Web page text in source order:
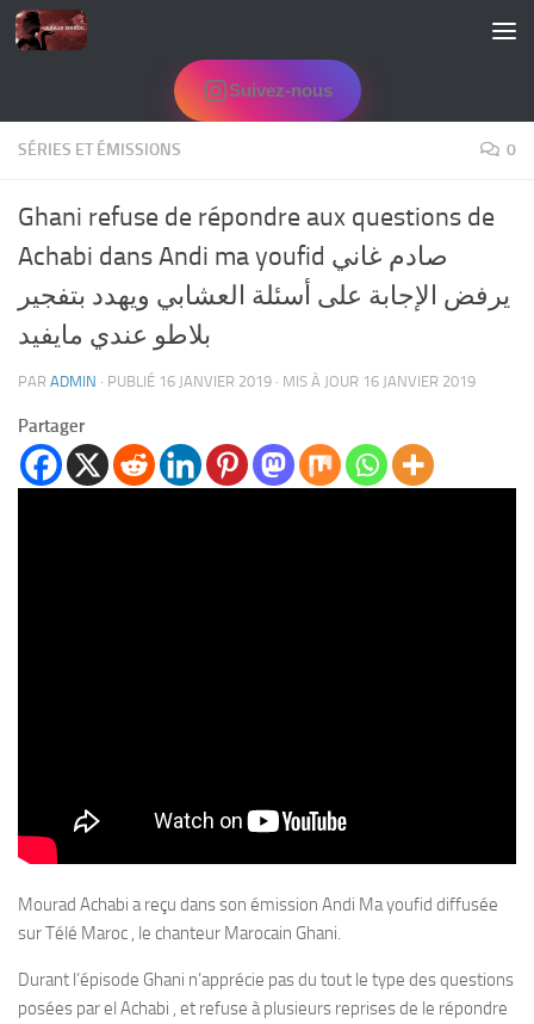
Skip to content
Suivez-nous
SÉRIES ET ÉMISSIONS 0
Ghani refuse de répondre aux questions de
Achabi dans Andi ma youfid صادم غاني
يرفض الإجابة على أسئلة العشابي ويهدد بتفجير
بلاطو عندي مايفيد
PAR ADMIN · PUBLIÉ 16 JANVIER 2019 · MIS À JOUR 16 JANVIER 2019
Partager
Mourad Achabi a reçu dans son émission Andi Ma youfid diffusée
sur Télé Maroc , le chanteur Marocain Ghani.
Durant l’épisode Ghani n’apprécie pas du tout le type des questions
posées par el Achabi , et refuse à plusieurs reprises de le répondre